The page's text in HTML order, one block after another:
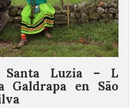
Santa Luzia – L
Galdrapa en São